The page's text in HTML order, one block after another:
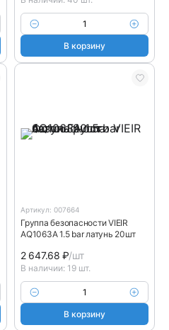
В корзину
Артикул: 007664
Группа безопасности VIEIR
AQ1063A 1.5 bar латунь 20шт
2 647.68₽/шт
В наличии: 19 шт.
В корзину